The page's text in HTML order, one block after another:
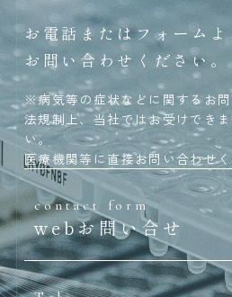
お電話またはフォームよ
お問い合わせください。
※病気等の症状などに関するお問
法規制上、当社ではお受けでき
い。
医療機関等に直接お問い合わせく
contact form
webお問い合せ